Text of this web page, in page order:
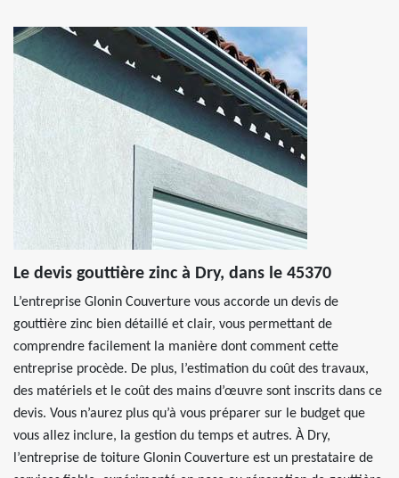
Le devis gouttière zinc à Dry, dans le 45370
L’entreprise Glonin Couverture vous accorde un devis de
gouttière zinc bien détaillé et clair, vous permettant de
comprendre facilement la manière dont comment cette
entreprise procède. De plus, l’estimation du coût des travaux,
des matériels et le coût des mains d’œuvre sont inscrits dans ce
devis. Vous n’aurez plus qu’à vous préparer sur le budget que
vous allez inclure, la gestion du temps et autres. À Dry,
l’entreprise de toiture Glonin Couverture est un prestataire de